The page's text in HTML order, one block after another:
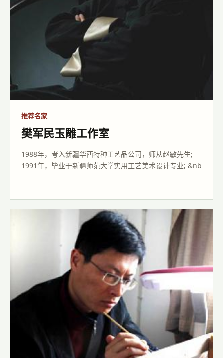
推荐名家
樊军民玉雕工作室
1988年，考入新疆华西特种工艺品公司，师从赵敏先生;
1991年，毕业于新疆师范大学实用工艺美术设计专业; &nb